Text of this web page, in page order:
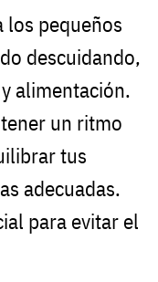
los pequeños
descuidando,
alimentación.
un ritmo
tus
adecuadas.
para evitar el